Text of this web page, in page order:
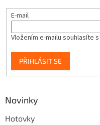
E-mail
Vložením e-mailu souhlasíte s
PŘIHLÁSIT SE
Novinky
Hotovky